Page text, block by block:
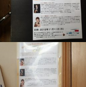
サートがあり
ご興味ある方
かけください。
ポップは、み